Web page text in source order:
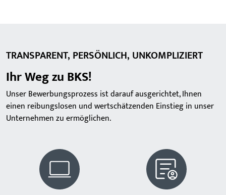
TRANSPARENT, PERSÖNLICH, UNKOMPLIZIERT
Ihr Weg zu BKS!
Unser Bewerbungsprozess ist darauf ausgerichtet, Ihnen
einen reibungslosen und wertschätzenden Einstieg in unser
Unternehmen zu ermöglichen.